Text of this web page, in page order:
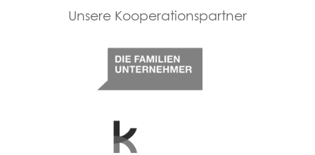
Kulturkreis deutsche Wirtschaft